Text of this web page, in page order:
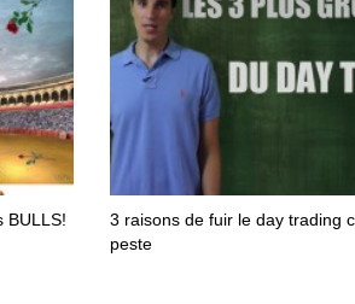
BULLS!
3 raisons de fuir le day trading
peste